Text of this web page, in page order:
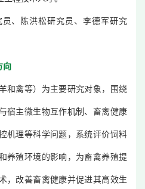
员、陈洪松研究员、李德军研究
向
禽等）为主要研究对象，围绕
宿主微生物互作机制、畜禽健康
机理等科学问题，系统评价饲料
养殖环境的影响，为畜禽养殖提
，改善畜禽健康并促进其高效生